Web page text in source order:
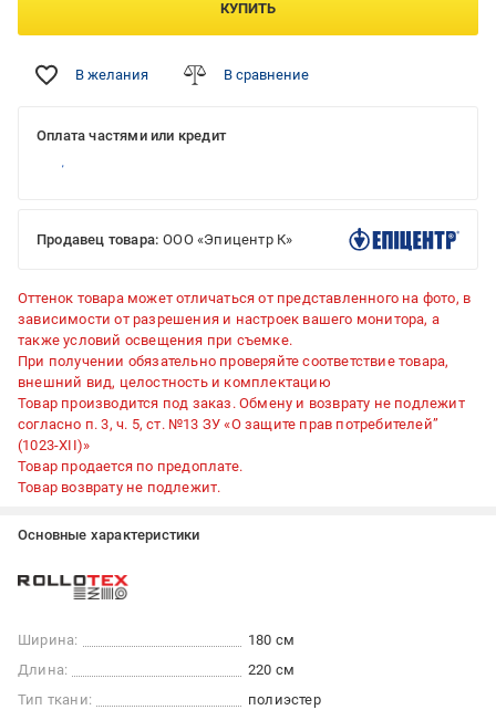
КУПИТЬ
В желания В сравнение
Оплата частями или кредит
Продавец товара: ООО «Эпицентр К»
Оттенок товара может отличаться от представленного на фото, в
зависимости от разрешения и настроек вашего монитора, а
также условий освещения при съемке.
При получении обязательно проверяйте соответствие товара,
внешний вид, целостность и комплектацию
Товар производится под заказ. Обмену и возврату не подлежит
согласно п. 3, ч. 5, ст. №13 ЗУ «О защите прав потребителей”
(1023-XII)»
Товар продается по предоплате.
Товар возврату не подлежит.
Основные характеристики
Ширина:
180 см
Длина:
220 см
Тип ткани:
полиэстер